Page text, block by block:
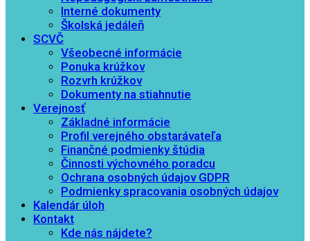
Interné dokumenty
Školská jedáleň
SCVČ
Všeobecné informácie
Ponuka krúžkov
Rozvrh krúžkov
Dokumenty na stiahnutie
Verejnosť
Základné informácie
Profil verejného obstarávateľa
Finančné podmienky štúdia
Činnosti výchovného poradcu
Ochrana osobných údajov GDPR
Podmienky spracovania osobných údajov
Kalendár úloh
Kontakt
Kde nás nájdete?